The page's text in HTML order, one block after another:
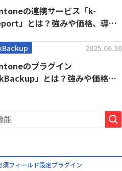
の連携サービス「k-
」とは？強みや価格、導入
2025.06.26
のプラグイン
kBackup」とは？強みや価格、
須フィールド設定プラグイン